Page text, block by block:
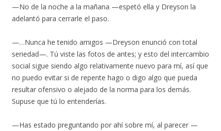
—No de la noche a la mañana —espetó ella y Dreyson la
adelantó para cerrarle el paso.
—…Nunca he tenido amigos —Dreyson enunció con total
seriedad—. Tú viste las fotos de antes; y esto del intercambio
social sigue siendo algo relativamente nuevo para mí, así que
no puedo evitar si de repente hago o digo algo que pueda
resultar ofensivo o alejado de la norma para los demás.
Supuse que tú lo entenderías.
—Has estado preguntando por ahí sobre mí, al parecer —